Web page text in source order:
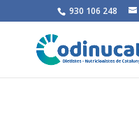
930 106 248